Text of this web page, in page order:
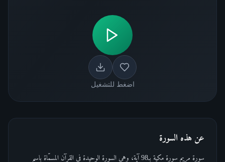
اضغط للتشغيل
عن هذه السورة
سورة مريم سورة مكية بـ98 آية، وهي السورة الوحيدة في القرآن المسمّاة باسم